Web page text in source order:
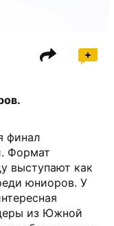
финал
Формат
выступают как
юниоров. У
из Южной